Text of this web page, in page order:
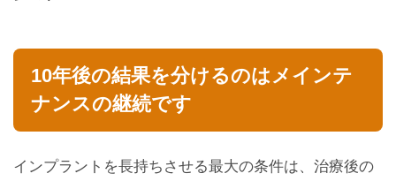
10年後の結果を分けるのはメインテ
ナンスの継続です
インプラントを長持ちさせる最大の条件は、治療後の